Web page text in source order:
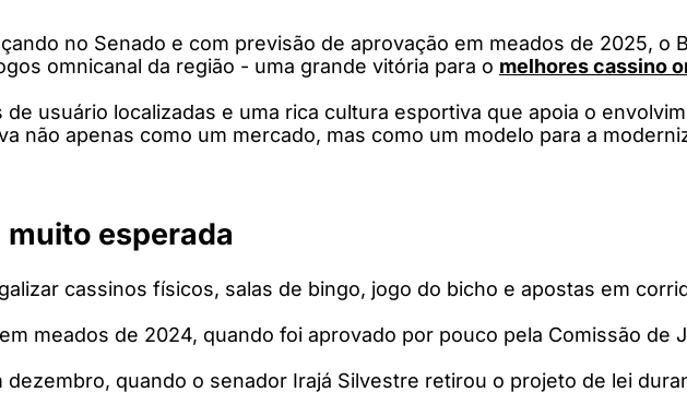
no Senado e com previsão de aprovação em meados de 2025, o
omnicanal da região - uma grande vitória para o melhores cassino
usuário localizadas e uma rica cultura esportiva que apoia o
não apenas como um mercado, mas como um modelo para a
esperada
cassinos físicos, salas de bingo, jogo do bicho e apostas em
meados de 2024, quando foi aprovado por pouco pela Comissão de
quando o senador Irajá Silvestre retirou o projeto de lei